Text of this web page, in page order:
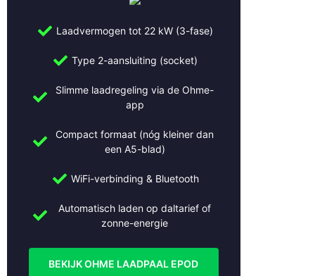
Laadvermogen tot 22 kW (3-fase)
Type 2-aansluiting (socket)
Slimme laadregeling via de Ohme-
app
Compact formaat (nóg kleiner dan
een A5-blad)
WiFi-verbinding & Bluetooth
Automatisch laden op daltarief of
zonne-energie
BEKIJK OHME LAADPAAL EPOD